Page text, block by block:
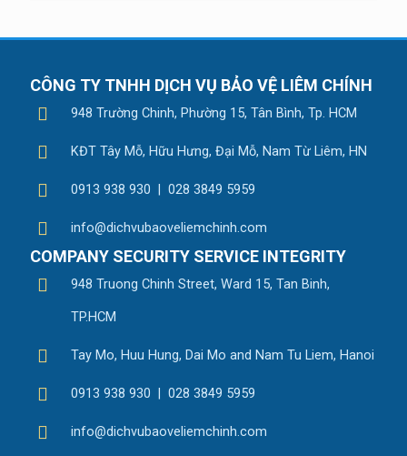
CÔNG TY TNHH DỊCH VỤ BẢO VỆ LIÊM CHÍNH
948 Trường Chinh, Phường 15, Tân Bình, Tp. HCM
KĐT Tây Mỗ, Hữu Hưng, Đại Mỗ, Nam Từ Liêm, HN
0913 938 930 | 028 3849 5959
info@dichvubaoveliemchinh.com
COMPANY SECURITY SERVICE INTEGRITY
948 Truong Chinh Street, Ward 15, Tan Binh,
TP.HCM
Tay Mo, Huu Hung, Dai Mo and Nam Tu Liem, Hanoi
0913 938 930 | 028 3849 5959
info@dichvubaoveliemchinh.com